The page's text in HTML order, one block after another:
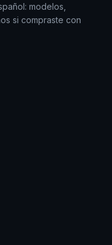
modelos,
si compraste con